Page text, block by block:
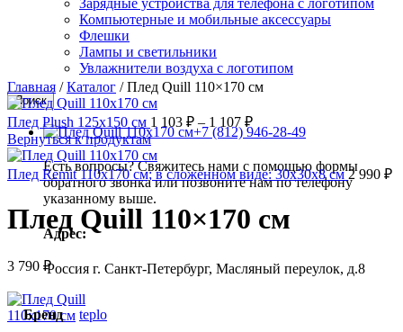
Компьютерные и мобильные аксессуары
Флешки
Лампы и светильники
Увлажнители воздуха с логотипом
Поиск
+7 (812) 946-28-49
Есть вопросы? Свяжитесь нами с помощью формы
обратного звонка или позвоните нам по телефону
указанному выше.
Адрес:
Россия г. Санкт-Петербург, Масляный переулок, д.8
Главная /Каталог /Плед Quill 110×170 см
Плед Plush 125x150 см 1 103 ₽ – 1 107 ₽
Вернуться к продуктам
Плед Remit 110х170 см; в сложенном виде: 30х30х8 см2 990 ₽
Плед Quill 110×170 см
3 790 ₽
Бренд teplo